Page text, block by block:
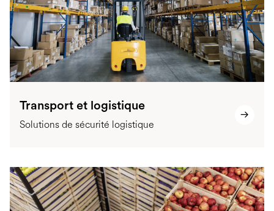
Transport et logistique
Solutions de sécurité logistique